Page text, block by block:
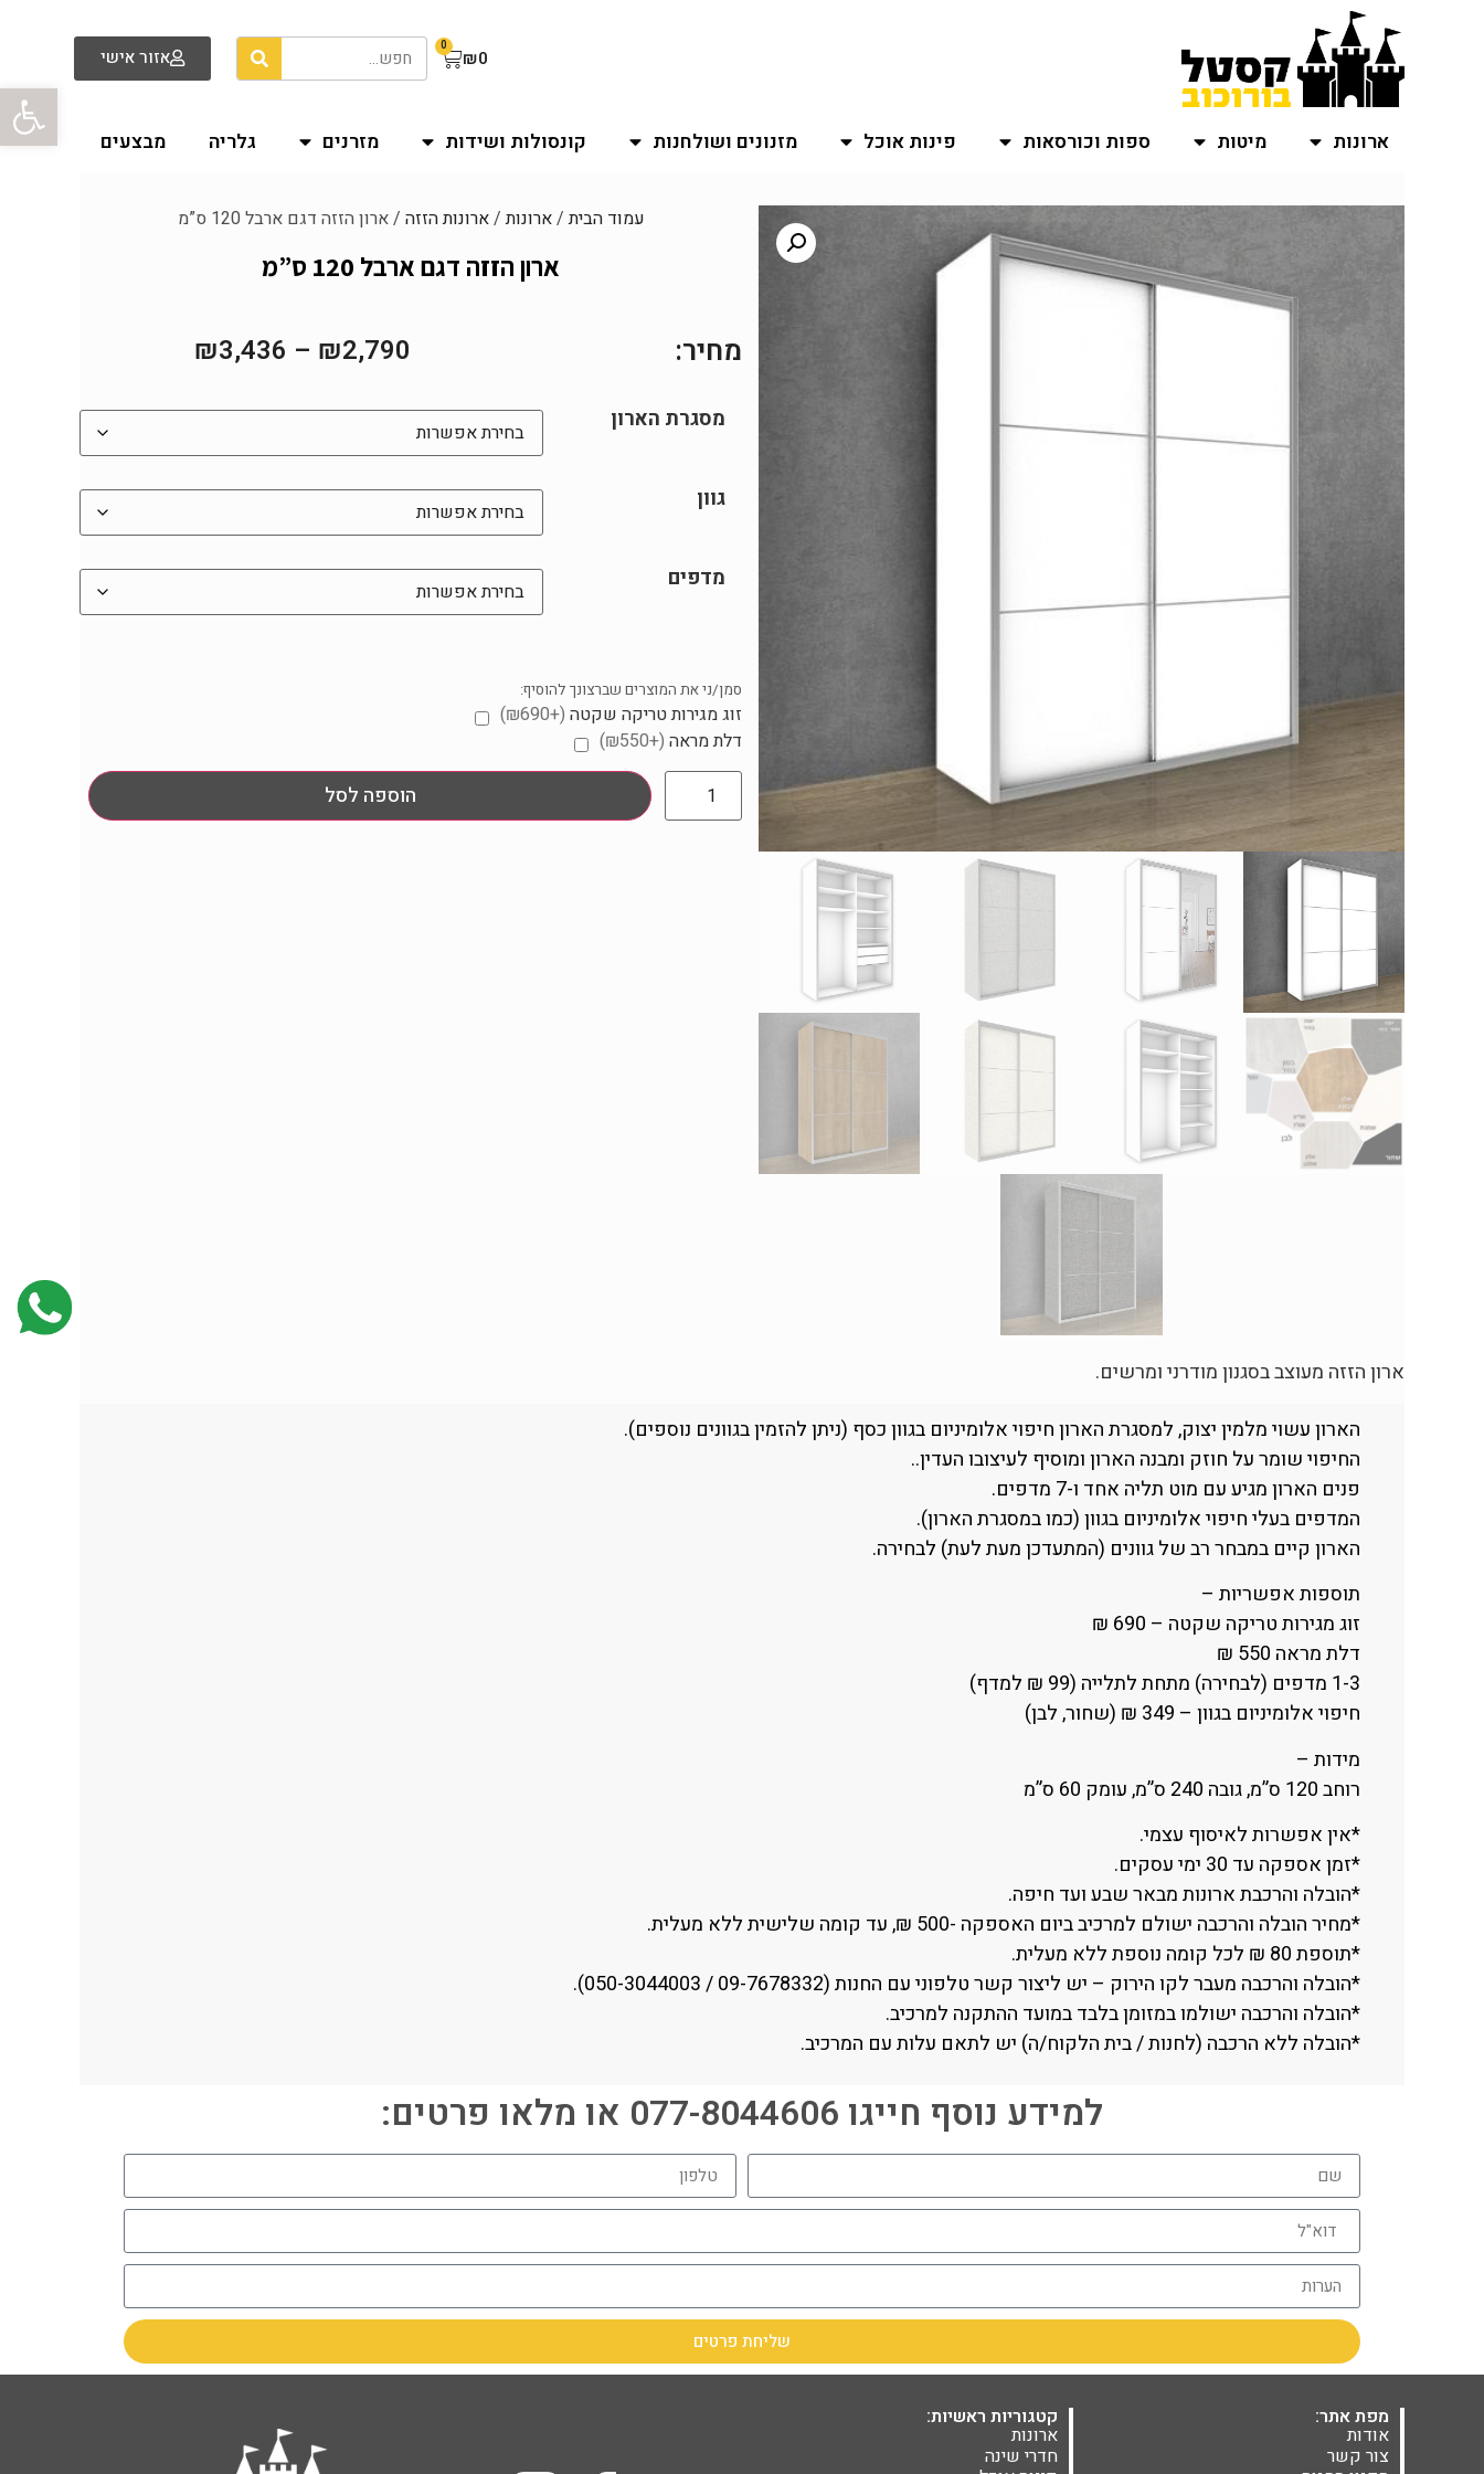
פתח
₪0
0
אזור אישי
ארונות מיטות ספות וכורסאות פינות אוכל מזנונים ושולחנות קונסולות ושידות מזרנים גלריה מבצעים
ארון הזזה מעוצב בסגנון מודרני ומרשים.
עמוד הבית/ארונות/ארונות הזזה / ארון הזזה דגם ארבל 120 ס”מ
ארון הזזה דגם ארבל 120 ס”מ
מחיר: ₪2,790
–
₪3,436
מסגרת הארון
גוון
מדפים
סמן/ני את המוצרים שברצונך להוסיף:
זוג מגירות טריקה שקטה (+₪690)
דלת מראה (+₪550)
הוספה לסל
הארון עשוי מלמין יצוק, למסגרת הארון חיפוי אלומיניום בגוון כסף (ניתן להזמין בגוונים נוספים).
החיפוי שומר על חוזק ומבנה הארון ומוסיף לעיצובו העדין..
פנים הארון מגיע עם מוט תליה אחד ו-7 מדפים.
המדפים בעלי חיפוי אלומיניום בגוון (כמו במסגרת הארון).
הארון קיים במבחר רב של גוונים (המתעדכן מעת לעת) לבחירה.
תוספות אפשריות –
זוג מגירות טריקה שקטה – 690 ₪
דלת מראה 550 ₪
1-3 מדפים (לבחירה) מתחת לתלייה (99 ₪ למדף)
חיפוי אלומיניום בגוון – 349 ₪ (שחור, לבן)
מידות –
רוחב 120 ס”מ, גובה 240 ס”מ, עומק 60 ס”מ
*אין אפשרות לאיסוף עצמי.
*זמן אספקה עד 30 ימי עסקים.
*הובלה והרכבת ארונות מבאר שבע ועד חיפה.
*מחיר הובלה והרכבה ישולם למרכיב ביום האספקה -500 ₪, עד קומה שלישית ללא מעלית.
*תוספת 80 ₪ לכל קומה נוספת ללא מעלית.
*הובלה והרכבה מעבר לקו הירוק – יש ליצור קשר טלפוני עם החנות (09-7678332 / 050-3044003).
*הובלה והרכבה ישולמו במזומן בלבד במועד ההתקנה למרכיב.
*הובלה ללא הרכבה (לחנות / בית הלקוח/ה) יש לתאם עלות עם המרכיב.
למידע נוסף חייגו 077-8044606 או מלאו פרטים:
שליחת פרטים
מפת אתר:
אודות
צור קשר
קטגוריות ראשיות:
ארונות
חדרי שינה